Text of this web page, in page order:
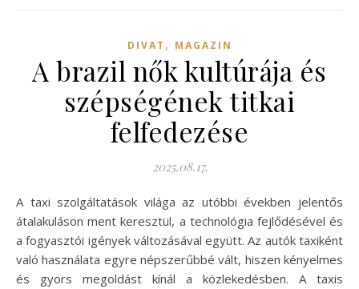
DIVAT , MAGAZIN
A brazil nők kultúrája és
szépségének titkai
felfedezése
2025.08.17.
A taxi szolgáltatások világa az utóbbi években jelentős
átalakuláson ment keresztül, a technológia fejlődésével és
a fogyasztói igények változásával együtt. Az autók taxiként
való használata egyre népszerűbbé vált, hiszen kényelmes
és gyors megoldást kínál a közlekedésben. A taxis